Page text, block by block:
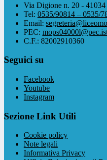
Via Digione n. 20 -
Tel: 0535/90814 – 0535/
Email:
PEC:
C.F.: 82002910360
Seguici su
Facebook
Youtube
Instagram
Sezione Link Utili
Cookie policy
Note legali
Informativa Privacy